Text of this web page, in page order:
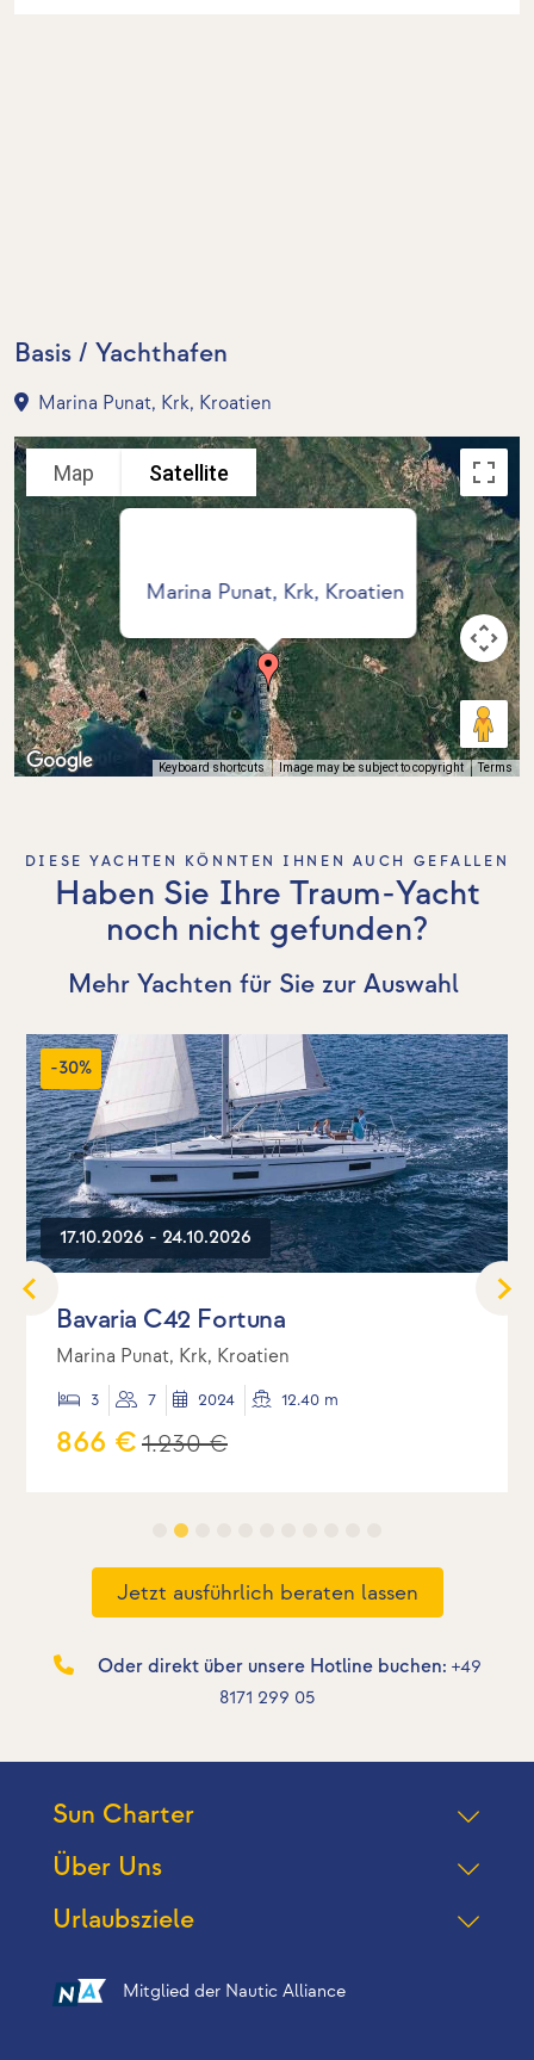
Basis / Yachthafen
Marina Punat, Krk, Kroatien
Marina Punat, Krk, Kroatien
Map Satellite
Keyboard shortcuts Image may be subject to copyright Terms
DIESE YACHTEN KÖNNTEN IHNEN AUCH GEFALLEN
Haben Sie Ihre Traum-Yacht
noch nicht gefunden?
Mehr Yachten für Sie zur Auswahl
-30%
17.10.2026 - 24.10.2026
Bavaria C42 Fortuna
Marina Punat, Krk, Kroatien
3 7 2024 12.40 m
866 €1.230 €
Jetzt ausführlich beraten lassen
Oder direkt über unsere Hotline buchen: +49
8171 299 05
Sun Charter
Über Uns
Urlaubsziele
Mitglied der Nautic Alliance